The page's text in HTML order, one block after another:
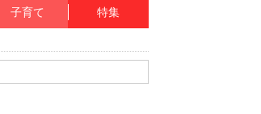
子育て 特集